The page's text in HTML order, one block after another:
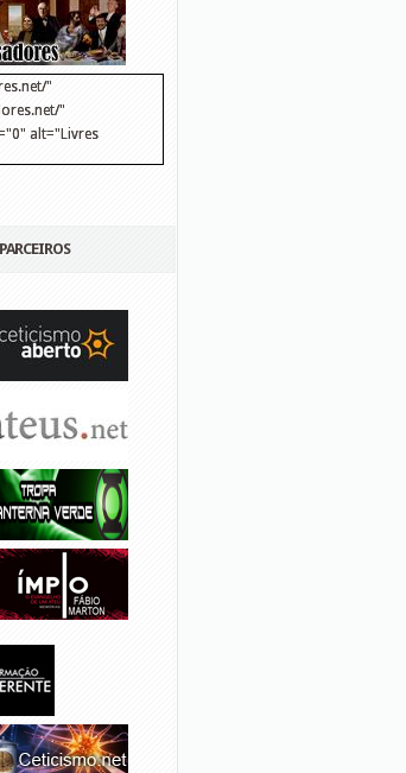
"
"
alt="Livres
TNSgK1CylTI/AAAAAAAAAFk/u8d6kvYMhVc/